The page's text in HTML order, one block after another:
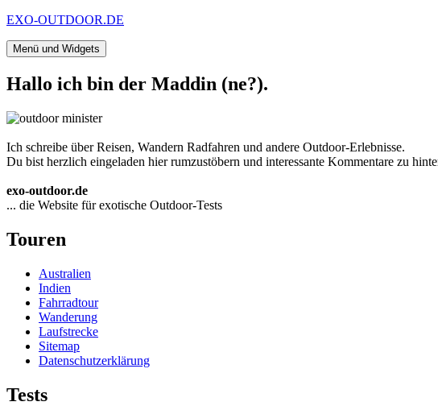
Zum
springen
EXO-OUTDOOR.DE
Menü und Widgets
Hallo ich bin der Maddin (ne?).
Ich schreibe über Reisen, Wandern Radfahren und andere Outdoor-Erlebnisse.
Du bist herzlich eingeladen hier rumzustöbern und interessante Kommentare zu
exo-outdoor.de
... die Website für exotische Outdoor-Tests
Touren
Australien
Indien
Fahrradtour
Wanderung
Laufstrecke
Sitemap
Datenschutzerklärung
Tests